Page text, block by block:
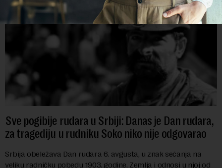
Sve pogibije rudara u Srbiji: Danas je Dan rudara,
za tragediju u rudniku Soko niko nije odgovarao
Srbija obeležava Dan rudara 6. avgusta, u znak sećanja na
veliku radničku pobedu 1903. godine. Zemlja i odnosi u njoj od